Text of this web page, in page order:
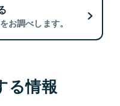
お調べします。
る情報